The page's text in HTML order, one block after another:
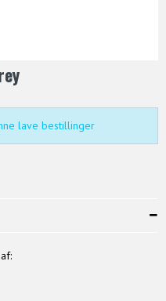
lave bestillinger